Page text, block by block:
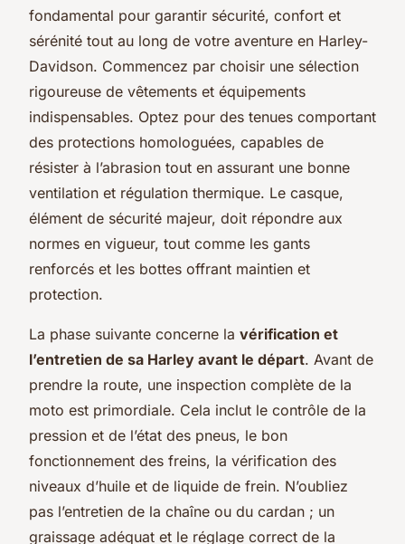
fondamental pour garantir sécurité, confort et
sérénité tout au long de votre aventure en Harley-
Davidson. Commencez par choisir une sélection
rigoureuse de vêtements et équipements
indispensables. Optez pour des tenues comportant
des protections homologuées, capables de
résister à l’abrasion tout en assurant une bonne
ventilation et régulation thermique. Le casque,
élément de sécurité majeur, doit répondre aux
normes en vigueur, tout comme les gants
renforcés et les bottes offrant maintien et
protection.
La phase suivante concerne la vérification et
l’entretien de sa Harley avant le départ. Avant de
prendre la route, une inspection complète de la
moto est primordiale. Cela inclut le contrôle de la
pression et de l’état des pneus, le bon
fonctionnement des freins, la vérification des
niveaux d’huile et de liquide de frein. N’oubliez
pas l’entretien de la chaîne ou du cardan ; un
graissage adéquat et le réglage correct de la